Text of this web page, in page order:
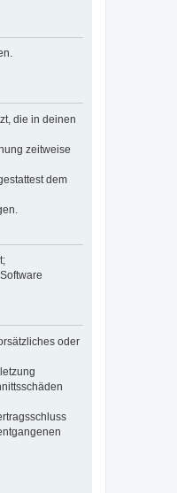
die in deinen
zeitweise
dem
oder